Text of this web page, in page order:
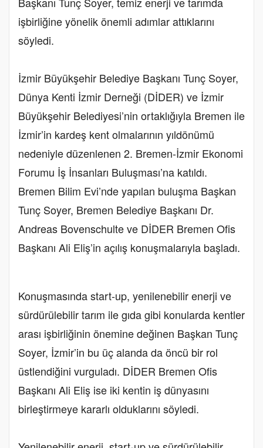
işbirliğine yönelik önemli adımlar attıklarını
söyledi.
İzmir Büyükşehir Belediye Başkanı Tunç Soyer,
Dünya Kenti İzmir Derneği (DİDER) ve İzmir
Büyükşehir Belediyesi’nin ortaklığıyla Bremen ile
İzmir’in kardeş kent olmalarının yıldönümü
nedeniyle düzenlenen 2. Bremen-İzmir Ekonomi
Forumu İş İnsanları Buluşması’na katıldı.
Bremen Bilim Evi’nde yapılan buluşma Başkan
Tunç Soyer, Bremen Belediye Başkanı Dr.
Andreas Bovenschulte ve DİDER Bremen Ofis
Başkanı Ali Eliş’in açılış konuşmalarıyla başladı.
Konuşmasında start-up, yenilenebilir enerji ve
sürdürülebilir tarım ile gıda gibi konularda kentler
arası işbirliğinin önemine değinen Başkan Tunç
Soyer, İzmir’in bu üç alanda da öncü bir rol
üstlendiğini vurguladı. DİDER Bremen Ofis
Başkanı Ali Eliş ise iki kentin iş dünyasını
birleştirmeye kararlı olduklarını söyledi.